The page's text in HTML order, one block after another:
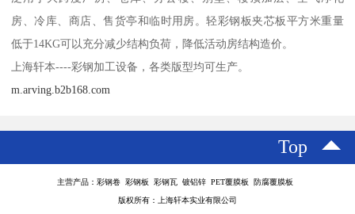
房、冷库、商店、售货亭和临时用房。轻彩钢板夹芯板平方米重量
低于14KG可以充分减少结构负荷，降低活动房结构造价。
上海轩本----彩钢加工设备，各类版型均可生产。
m.arving.b2b168.com
Top
主营产品：彩钢卷 彩钢板 彩钢瓦 镀铝锌 PET覆膜板 防腐覆膜板
版权所有：上海轩本实业有限公司